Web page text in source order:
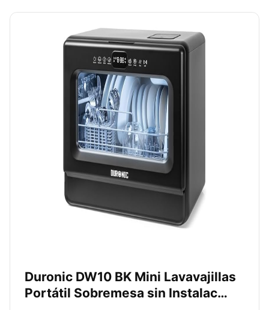
Duronic DW10 BK Mini Lavavajillas
Portátil Sobremesa sin Instalac…